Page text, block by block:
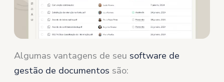
Algumas vantagens de seu software de
gestão de documentos são: